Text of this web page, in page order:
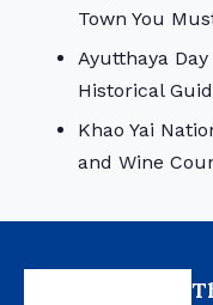
Town You
Ayutthaya
Historical
Khao Yai
and Wine